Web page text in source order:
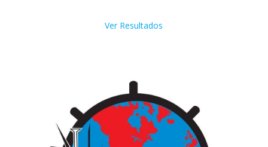
Ver Resultados